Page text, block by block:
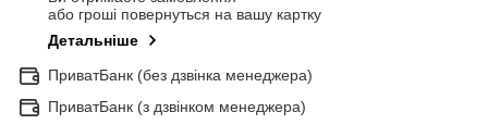
або гроші повернуться на вашу картку
Детальніше
ПриватБанк (без дзвінка менеджера)
ПриватБанк (з дзвінком менеджера)